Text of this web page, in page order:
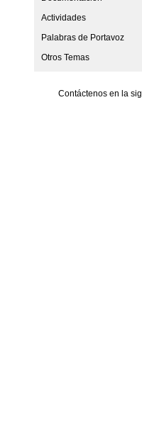
Actividades
Palabras de Portavoz
Otros Temas
Contáctenos en la